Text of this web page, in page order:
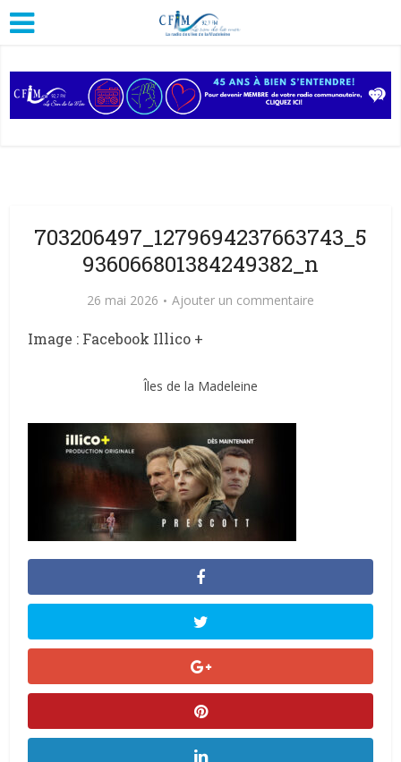
703206497_1279694237663743_5
936066801384249382_n
26 mai 2026 Ajouter un commentaire
Image : Facebook Illico +
Îles de la Madeleine